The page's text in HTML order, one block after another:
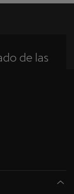
de las